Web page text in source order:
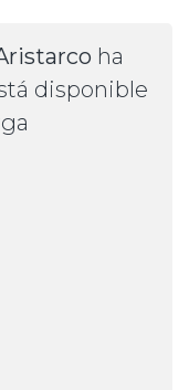
ha
disponible